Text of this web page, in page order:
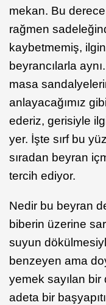
mekan. Bu
rağmen
kaybetmemiş,
beyrancılarla
masa
anlayacağımız
ederiz, gerisiyle
yer. İşte sırf bu
sıradan beyran
tercih ediyor.
Nedir bu beyran
biberin üzerine
suyun
benzeyen ama
yemek sayılan
adeta bir